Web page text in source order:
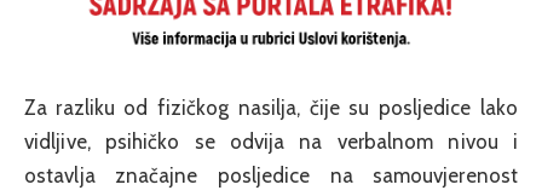
Za razliku od fizičkog nasilja, čije su posljedice lako
vidljive, psihičko se odvija na verbalnom nivou i
ostavlja značajne posljedice na samouvjerenost